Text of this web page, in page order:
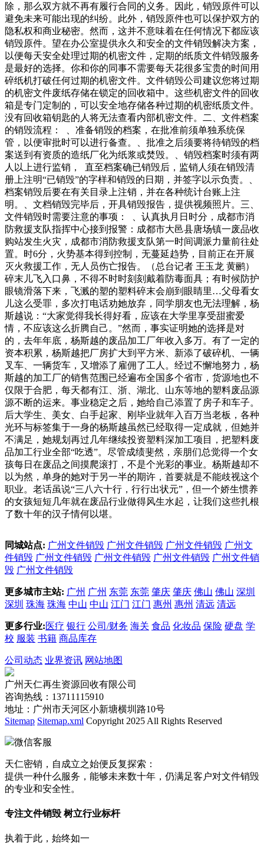
除，那么双方就不再有履行合同的义务。因此，销毁原件可以
避免未来可能出现的纠纷。此外，销毁原件也可以保护双方的
隐私权和商业秘密。然而，这并不意味着在任何情况下都应该
销毁原件。望在办公室提供永久和安全的文件销毁解决方案，
以便每天安全处理过期的机密文件，定期的纸质文件销毁服务
是最好的选择。你和你的同事不需要每天花很多宝贵的时间用
碎纸机打破任何过期的机密文件。文件销毁公司建议您将过期
的机密文件废纸存储在锁定的回收箱中。这些机密文件的回收
箱是专门定制的，可以安全地存储各种过期的机密纸质文件。
没有回收箱钥匙的人将无法查看内部机密文件。二、文件档案
的销毁流程： 、准备销毁的档案，在批准前须单独系统保
管，以便审批时可以进行备查。、批准之后须要将待销毁的档
案送到有资质的造纸厂化为纸浆或焚毁。、销毁档案时须有两
人以上进行监销， 直至档案确已销毁后，监销人须在销毁清
册上注明“已销毁”的字样和销毁的日期，并签字以示负责。、
档案销毁后要在有关目录上注销，并在各种统计台账上注
明。、文档销毁完毕后，开具销毁报告，提供视频照片。三、
文件销毁时需要注意的事项： 、认真执月日时分，成都市消
防救援支队指挥中心接到报警：成都市大邑县唐场镇一废品收
购站发生火灾，成都市消防救援支队第一时间调派力量前往处
置。时6分，火势基本得到控制，无蔓延趋势，目前正在开展
灭火救援工作，无人员伤亡报告。（总台记者 王玉龙 黄鹂）
碎末儿飞入口鼻，不得不时时刻刻戴着防毒面具；有时候防护
眼镜滑落下来，飞溅的塑的塑料碎末会崩到眼睛里…父母看女
儿这么受罪，多次打电话劝她放弃，同学朋友也无法理解，杨
斯越说：“大家觉得我长得好看，应该在大学里享受甜蜜爱
情，不应该这么折腾自己。”然而，事实证明她的选择是对
的，去年年底，杨斯越的废品加工厂年收入多万。有了一定的
资本积累，杨斯越把厂房扩大到平方米、新添了破碎机、一辆
叉车、一辆货车，又增添了雇佣了工人。经过不懈地努力，杨
斯越的加工厂的销售范围已经遍布全国多个省市，货源地也不
仅限于合肥，每天都有江、浙、湖北、山东等地的塑料废品源
源不断的运来。事业稳定之后，她给自己添置了房子和车子。
后大学生、美女、白手起家、刚毕业就年入百万当老板，各种
光环与标签集于一身的杨斯越虽然已经取得一定成就，但她并
不满足，她规划再过几年继续投资塑料深加工项目，把塑料废
品加工行业全部“吃透”。尽管成绩斐然，亲朋们总觉得一个女
孩每日在废品之间摸爬滚打，不是个光彩的事业。杨斯越却不
以为然，单身的她对于另一半的期许，首要就是不能歧视这个
职业。老话虽说“三八六十行，行行出状元”，但一个娇生惯养
的女孩短短几年就在废品行业做得风生水起，让我们这些扎根
了数十年的汉子情何以堪。
同城站点: 广州文件销毁 广州文件销毁 广州文件销毁 广州文
件销毁 广州文件销毁 广州文件销毁 广州文件销毁 广州文件销
毁 广州文件销毁
更多城市主站: 广州 广州 东莞 东莞 肇庆 肇庆 佛山 佛山 深圳
深圳 珠海 珠海 中山 中山 江门 江门 惠州 惠州 清远 清远
更多行业:医疗 银行 公司/财务 海关 食品 化妆品 保险 硬盘 学
校 服装 书籍 商品库存
公司动态 业界资讯 网站地图
广州天仁再生资源回收有限公司
咨询热线：13711115910
地址：广州市天河区小新塘横圳路10号
Sitemap Sitemap.xml Copyright 2025 All Rights Reserved
微信客服
天仁密销，自成立之始便反复探索：
提供一种什么服务，能够未来数十年，仍满足客户对文件销毁
的专业和安全性。
专注文件销毁 树立行业标杆
执着于此，始终如一